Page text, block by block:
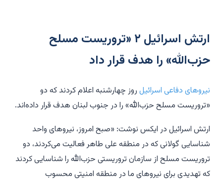
ارتش اسرائیل ۲ «تروریست مسلح
حزب‌الله» را هدف قرار داد
نیروهای دفاعی اسرائیل روز چهارشنبه اعلام کردند که دو
«تروریست مسلح حزب‌الله» را در جنوب لبنان هدف قرار داده‌اند.
ارتش اسرائیل در ایکس نوشت: «صبح امروز، نیروهای واحد
شناسایی گولانی که در منطقه علی طاهر فعالیت می‌کردند، دو
تروریست مسلح از سازمان تروریستی حزب‌الله را شناسایی کردند
که تهدیدی برای نیروهای ما در منطقه امنیتی محسوب